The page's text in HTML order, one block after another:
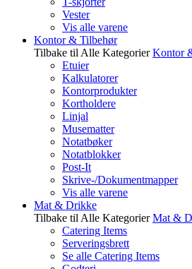
Vester
Vis alle varene
Kontor & Tilbehør
Tilbake til Alle Kategorier Kontor
Etuier
Kalkulatorer
Kontorprodukter
Kortholdere
Linjal
Musematter
Notatbøker
Notatblokker
Post-It
Skrive-/Dokumentmapper
Vis alle varene
Mat & Drikke
Tilbake til Alle Kategorier Mat &
Catering Items
Serveringsbrett
Se alle Catering Items